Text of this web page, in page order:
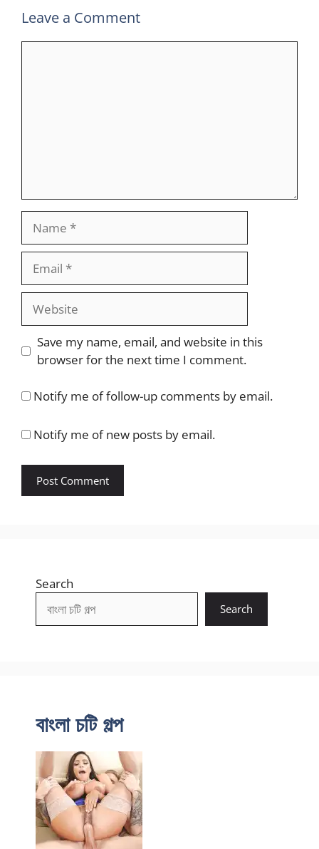
Leave a Comment
Website
Save my name, email, and website in this
browser for the next time I comment.
Notify me of follow-up comments by email.
Notify me of new posts by email.
Search
Search
বাংলা চটি গল্প